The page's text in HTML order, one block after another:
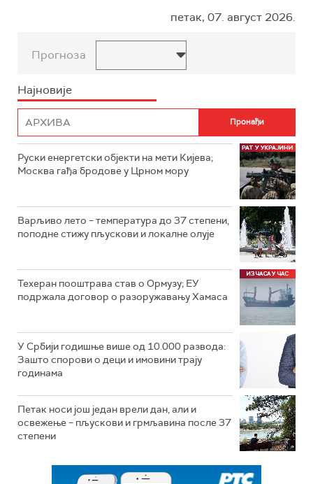
петак, 07. август 2026.
Прогноза
Најновије
Руски енергетски објекти на мети Кијева;
Москва гађа бродове у Црном мору
Варљиво лето – температура до 37 степени,
поподне стижу пљускови и локалне олује
Техеран пооштрава став о Ормузу; ЕУ
подржала договор о разоружавању Хамаса
У Србији годишње више од 10.000 развода:
Зашто спорови о деци и имовини трају
годинама
Петак носи још један врели дан, али и
освежење – пљускови и грмљавина после 37
степени